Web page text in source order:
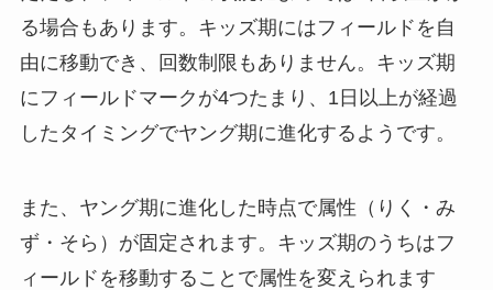
る場合もあります。キッズ期にはフィールドを自
由に移動でき、回数制限もありません。キッズ期
にフィールドマークが4つたまり、1日以上が経過
したタイミングでヤング期に進化するようです。
また、ヤング期に進化した時点で属性（りく・み
ず・そら）が固定されます。キッズ期のうちはフ
ィールドを移動することで属性を変えられます